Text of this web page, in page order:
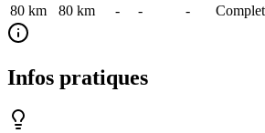
80 km
80 km - - - Complet
Infos pratiques